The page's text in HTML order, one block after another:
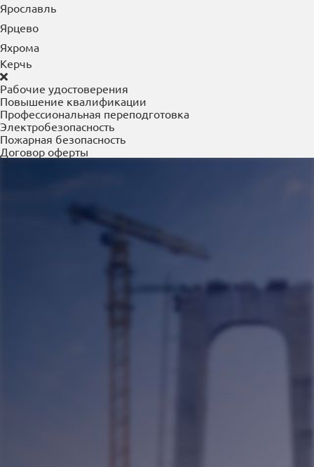
Ярославль
Ярцево
Яхрома
Керчь
Рабочие удостоверения
Повышение квалификации
Профессиональная переподготовка
Электробезопасность
Пожарная безопасность
Договор оферты